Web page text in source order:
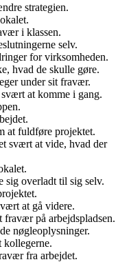
strategien.
i klassen.
selv.
for virksomheden.
hvad de skulle gøre.
under sit fravær.
at komme i gang.
at fuldføre projektet.
svært at vide, hvad der
sig overladt til sig selv.
at gå videre.
fravær på arbejdspladsen.
nøgleoplysninger.
kollegerne.
fra arbejdet.